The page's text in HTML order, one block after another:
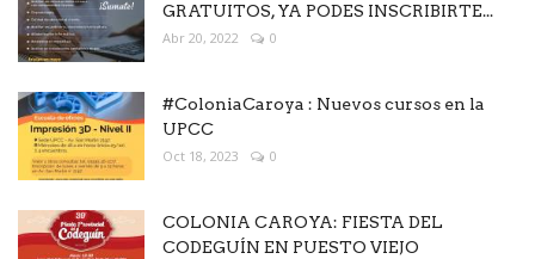
GRATUITOS, YA PODES INSCRIBIRTE...
Abr 20, 2022 0
#ColoniaCaroya : Nuevos cursos en la
UPCC
Oct 18, 2023 0
COLONIA CAROYA: FIESTA DEL
CODEGUÍN EN PUESTO VIEJO